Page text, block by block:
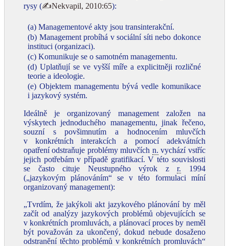
rysy (✍Nekvapil, 2010:65):
(a) Managementové akty jsou transinterakční.
(b) Management probíhá v sociální síti nebo dokonce
instituci (organizaci).
(c) Komunikuje se o samotném managementu.
(d) Uplatňují se ve vyšší míře a explicitněji rozličné
teorie a ideologie.
(e) Objektem managementu bývá vedle komunikace
i jazykový systém.
Ideálně je organizovaný management založen na
výskytech jednoduchého managementu, jinak řečeno,
souzní s povšimnutím a hodnocením mluvčích
v konkrétních interakcích a pomocí adekvátních
opatření odstraňuje problémy mluvčích n. vychází vstříc
jejich potřebám v případě gratifikací. V této souvislosti
se často cituje Neustupného výrok zr. 1994
(„jazykovým plánováním“ se v této formulaci míní
organizovaný management):
„Tvrdím, že jakýkoli akt jazykového plánování by měl
začít od analýzy jazykových problémů objevujících se
v konkrétních promluvách, a plánovací proces by neměl
být považován za ukončený, dokud nebude dosaženo
odstranění těchto problémů v konkrétních promluvách“